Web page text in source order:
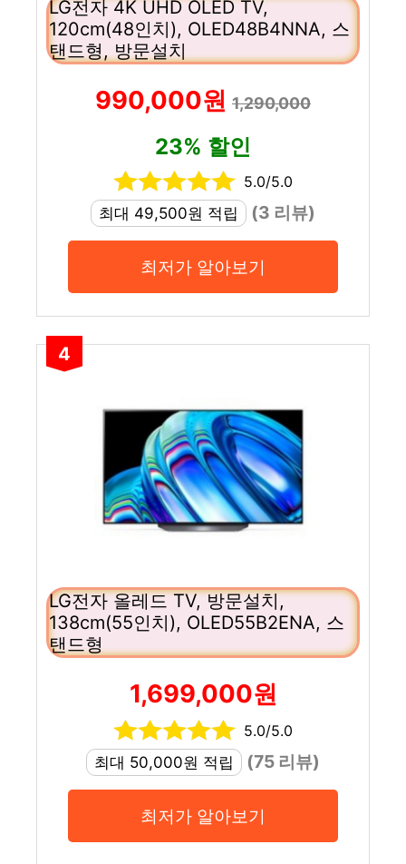
LG전자 4K UHD OLED TV,
120cm(48인치), OLED48B4NNA, 스
탠드형, 방문설치
990,000원 1,290,000
23% 할인
5.0/5.0
최대 49,500원 적립
(3 리뷰)
최저가 알아보기
4
LG전자 올레드 TV, 방문설치,
138cm(55인치), OLED55B2ENA, 스
탠드형
1,699,000원
5.0/5.0
최대 50,000원 적립
(75 리뷰)
최저가 알아보기